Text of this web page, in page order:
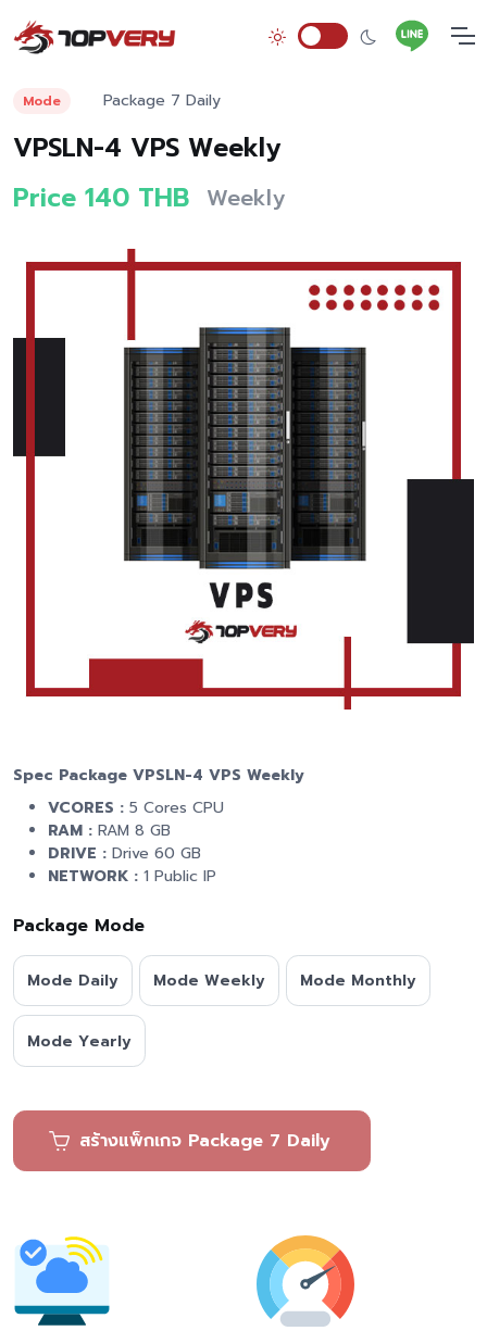
Mode Package 7 Daily
VPSLN-4 VPS Weekly
Price 140 THB Weekly
Spec Package VPSLN-4 VPS Weekly
VCORES : 5 Cores CPU
RAM : RAM 8 GB
DRIVE : Drive 60 GB
NETWORK : 1 Public IP
Package Mode
Mode Daily Mode Weekly Mode Monthly
Mode Yearly
สร้างแพ็กเกจ Package 7 Daily